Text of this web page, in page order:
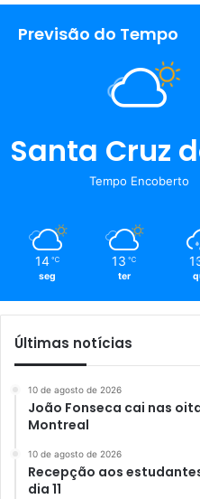
Previsão do Tempo
Santa Cruz
Tempo Encoberto
14 ℃
seg
13 ℃
ter
Últimas notícias
10 de agosto de 2026
João Fonseca cai nas
Montreal
10 de agosto de 2026
Recepção aos
dia 11